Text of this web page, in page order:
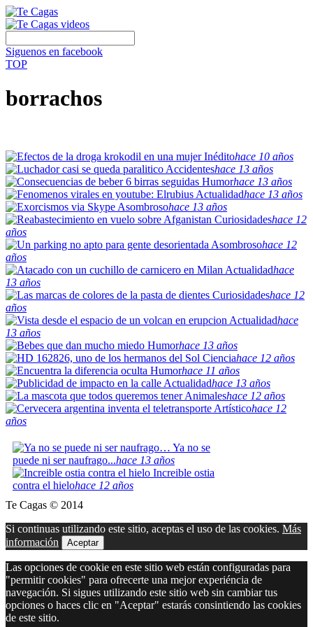
Siguenos en facebook
TOP
borrachos
Inéditohace 10 años
Accidenteshace 13 años
Humorhace 13 años
Actualidadhace 13 años
Asombrosohace 13 años
Curiosidadeshace 12
años
Asombrosohace 12
años
Actualidadhace
13 años
Curiosidadeshace 12
años
Actualidadhace
13 años
Humorhace 13 años
Cienciahace 12 años
Humorhace 11 años
Actualidadhace 13 años
Animaleshace 12 años
Artísticohace 12
años
Ya no se
puede ni ser naufrago...hace 13 años
Increible ostia
contra el hielohace 12 años
Te Cagas © 2014
Si continuas utilizando este sitio, aceptas el uso de las cookies. Más
información
Aceptar
Las opciones de cookie en este sitio web están configuradas para
"permitir cookies" para ofrecerte una mejor experiéncia de
navegación. Si sigues utilizando este sitio web sin cambiar tus
opciones o haces clic en "Aceptar" estarás consintiendo las cookies
de este sitio.